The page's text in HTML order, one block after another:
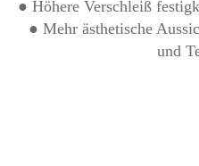
● Höhere Verschleiß
● Mehr ästhetische
und